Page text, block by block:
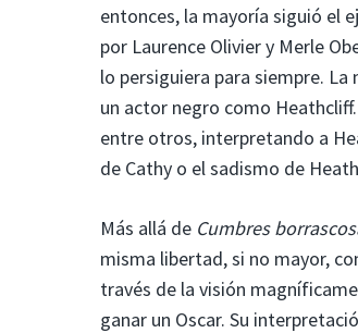
entonces, la mayoría siguió el
por Laurence Olivier y Merle
lo persiguiera para siempre.
un actor negro como
entre otros, interpretando a
de Cathy o el sadismo de
Más allá de Cumbres
misma libertad, si no mayor,
través de la visión
ganar un Oscar. Su